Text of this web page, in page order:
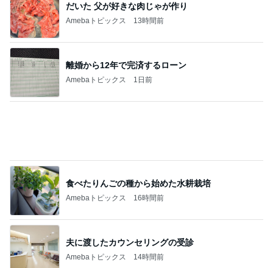
だいた 父が好きな肉じゃが作り
Amebaトピックス 13時間前
離婚から12年で完済するローン
Amebaトピックス 1日前
夫に渡したカウンセリングの受診
Amebaトピックス 14時間前